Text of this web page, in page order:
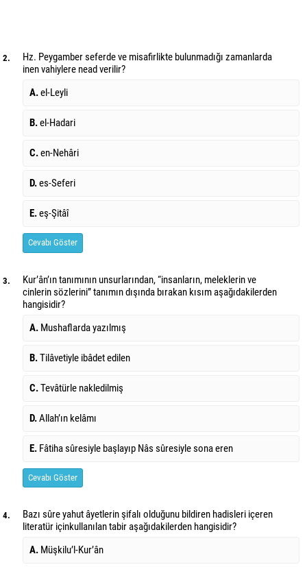
2.
Hz. Peygamber seferde ve misafirlikte bulunmadığı zamanlarda
inen vahiylere nead verilir?
A.el-Leyli
B.el-Hadari
C.en-Nehâri
D.es-Seferi
E.eş-Şitâî
Cevabı Göster
3.
Kur’ân’ın tanımının unsurlarından, “insanların, meleklerin ve
cinlerin sözlerini” tanımın dışında bırakan kısım aşağıdakilerden
hangisidir?
A. Mushaflarda yazılmış
B.Tilâvetiyle ibâdet edilen
C.Tevâtürle nakledilmiş
D.Allah’ın kelâmı
E. Fâtiha sûresiyle başlayıp Nâs sûresiyle sona eren
Cevabı Göster
4.
Bazı sûre yahut âyetlerin şifalı olduğunu bildiren hadisleri içeren
literatür içinkullanılan tabir aşağıdakilerden hangisidir?
A. Müşkilu’l-Kur’ân